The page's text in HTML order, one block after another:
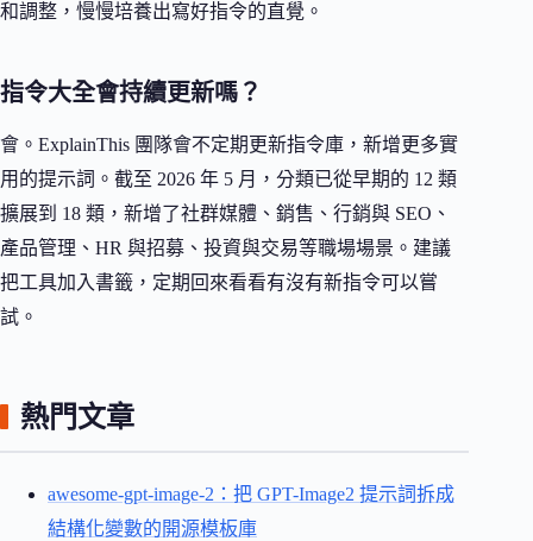
和調整，慢慢培養出寫好指令的直覺。
指令大全會持續更新嗎？
會。ExplainThis 團隊會不定期更新指令庫，新增更多實
用的提示詞。截至 2026 年 5 月，分類已從早期的 12 類
擴展到 18 類，新增了社群媒體、銷售、行銷與 SEO、
產品管理、HR 與招募、投資與交易等職場場景。建議
把工具加入書籤，定期回來看看有沒有新指令可以嘗
試。
熱門文章
awesome-gpt-image-2：把 GPT-Image2 提示詞拆成
結構化變數的開源模板庫